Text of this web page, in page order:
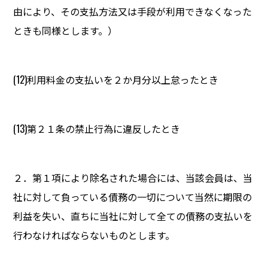
由により、その支払方法又は手段が利用できなくなった
ときも同様とします。）
(12)利用料金の支払いを２か月分以上怠ったとき
(13)第２１条の禁止行為に違反したとき
２．第１項により除名された場合には、当該会員は、当
社に対して負っている債務の一切について当然に期限の
利益を失い、直ちに当社に対して全ての債務の支払いを
行わなければならないものとします。